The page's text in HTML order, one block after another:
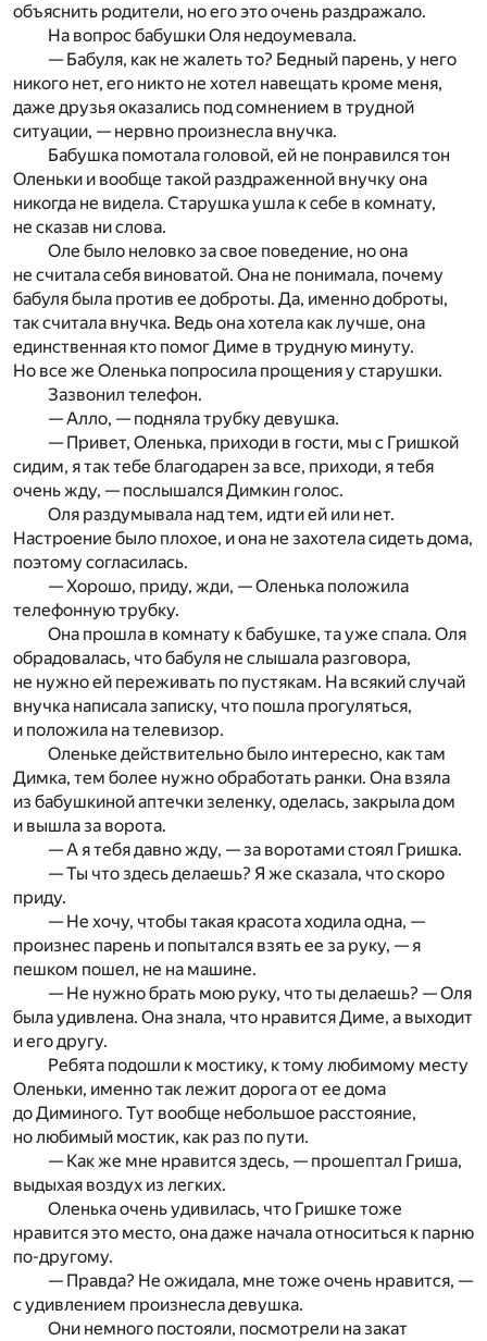
объяснить родители, но его это очень раздражало.
На вопрос бабушки Оля недоумевала.
— Бабуля, как не жалеть то? Бедный парень, у него
никого нет, его никто не хотел навещать кроме меня,
даже друзья оказались под сомнением в трудной
ситуации, — нервно произнесла внучка.
Бабушка помотала головой, ей не понравился тон
Оленьки и вообще такой раздраженной внучку она
никогда не видела. Старушка ушла к себе в комнату,
не сказав ни слова.
Оле было неловко за свое поведение, но она
не считала себя виноватой. Она не понимала, почему
бабуля была против ее доброты. Да, именно доброты,
так считала внучка. Ведь она хотела как лучше, она
единственная кто помог Диме в трудную минуту.
Но все же Оленька попросила прощения у старушки.
Зазвонил телефон.
— Алло, — подняла трубку девушка.
— Привет, Оленька, приходи в гости, мы с Гришкой
сидим, я так тебе благодарен за все, приходи, я тебя
очень жду, — послышался Димкин голос.
Оля раздумывала над тем, идти ей или нет.
Настроение было плохое, и она не захотела сидеть дома,
поэтому согласилась.
— Хорошо, приду, жди, — Оленька положила
телефонную трубку.
Она прошла в комнату к бабушке, та уже спала. Оля
обрадовалась, что бабуля не слышала разговора,
не нужно ей переживать по пустякам. На всякий случай
внучка написала записку, что пошла прогуляться,
и положила на телевизор.
Оленьке действительно было интересно, как там
Димка, тем более нужно обработать ранки. Она взяла
из бабушкиной аптечки зеленку, оделась, закрыла дом
и вышла за ворота.
— А я тебя давно жду, — за воротами стоял Гришка.
— Ты что здесь делаешь? Я же сказала, что скоро
приду.
— Не хочу, чтобы такая красота ходила одна, —
произнес парень и попытался взять ее за руку, — я
пешком пошел, не на машине.
— Не нужно брать мою руку, что ты делаешь? — Оля
была удивлена. Она знала, что нравится Диме, а выходит
и его другу.
Ребята подошли к мостику, к тому любимому месту
Оленьки, именно так лежит дорога от ее дома
до Диминого. Тут вообще небольшое расстояние,
но любимый мостик, как раз по пути.
— Как же мне нравится здесь, — прошептал Гриша,
выдыхая воздух из легких.
Оленька очень удивилась, что Гришке тоже
нравится это место, она даже начала относиться к парню
по-другому.
— Правда? Не ожидала, мне тоже очень нравится, —
с удивлением произнесла девушка.
Они немного постояли, посмотрели на закат